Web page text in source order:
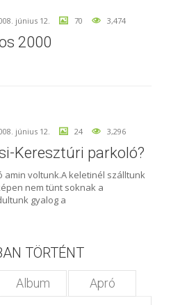
június 12. 70 3,474
2000
június 12. 24 3,296
Keresztúri parkoló?
amin voltunk.A keletinél szálltunk
nem tünt soknak a
gyalog a
TÖRTÉNT
Album Apró